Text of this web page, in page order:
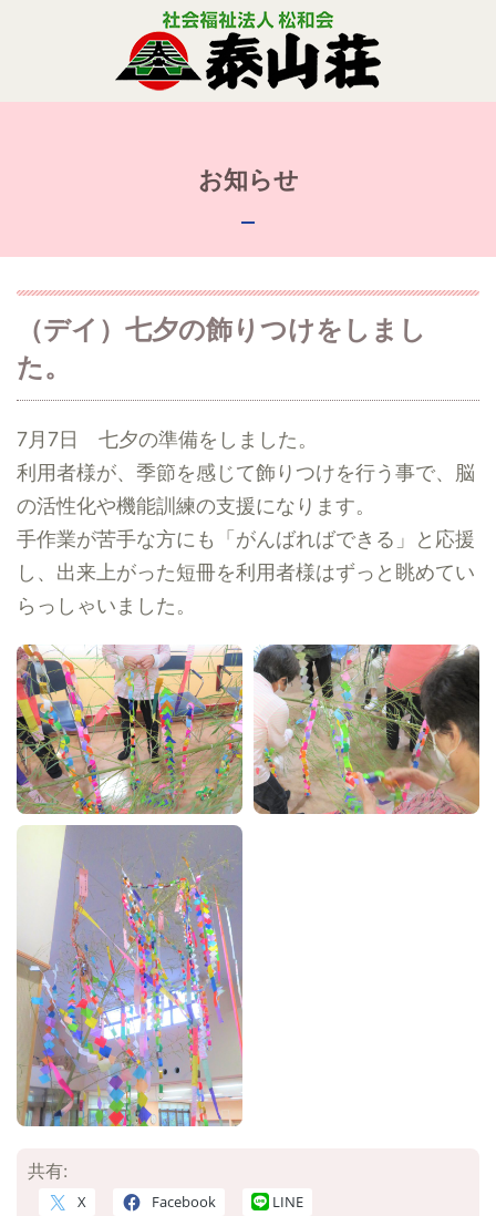
お知らせ
（デイ）七夕の飾りつけをしまし
た。
7月7日 七夕の準備をしました。
利用者様が、季節を感じて飾りつけを行う事で、脳
の活性化や機能訓練の支援になります。
手作業が苦手な方にも「がんばればできる」と応援
し、出来上がった短冊を利用者様はずっと眺めてい
らっしゃいました。
共有:
X Facebook LINE